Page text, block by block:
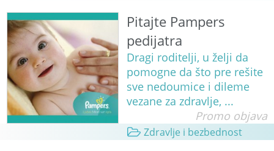
Pitajte Pampers
pedijatra
Dragi roditelji, u želji da
pomogne da što pre rešite
sve nedoumice i dileme
vezane za zdravlje, ...
Promo objava
Zdravlje i bezbednost